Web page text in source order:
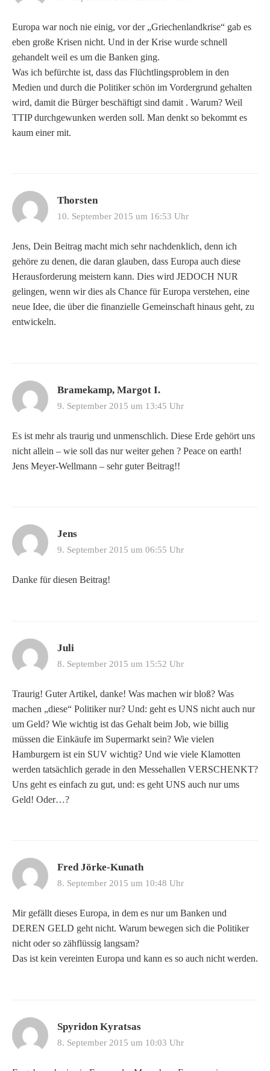
Europa war noch nie einig, vor der „Griechenlandkrise“ gab es
eben große Krisen nicht. Und in der Krise wurde schnell
gehandelt weil es um die Banken ging.
Was ich befürchte ist, dass das Flüchtlingsproblem in den
Medien und durch die Politiker schön im Vordergrund gehalten
wird, damit die Bürger beschäftigt sind damit . Warum? Weil
TTIP durchgewunken werden soll. Man denkt so bekommt es
kaum einer mit.
Thorsten
10. September 2015 um 16:53 Uhr
Jens, Dein Beitrag macht mich sehr nachdenklich, denn ich
gehöre zu denen, die daran glauben, dass Europa auch diese
Herausforderung meistern kann. Dies wird JEDOCH NUR
gelingen, wenn wir dies als Chance für Europa verstehen, eine
neue Idee, die über die finanzielle Gemeinschaft hinaus geht, zu
entwickeln.
Bramekamp, Margot I.
9. September 2015 um 13:45 Uhr
Es ist mehr als traurig und unmenschlich. Diese Erde gehört uns
nicht allein – wie soll das nur weiter gehen ? Peace on earth!
Jens Meyer-Wellmann – sehr guter Beitrag!!
Jens
9. September 2015 um 06:55 Uhr
Danke für diesen Beitrag!
Juli
8. September 2015 um 15:52 Uhr
Traurig! Guter Artikel, danke! Was machen wir bloß? Was
machen „diese“ Politiker nur? Und: geht es UNS nicht auch nur
um Geld? Wie wichtig ist das Gehalt beim Job, wie billig
müssen die Einkäufe im Supermarkt sein? Wie vielen
Hamburgern ist ein SUV wichtig? Und wie viele Klamotten
werden tatsächlich gerade in den Messehallen VERSCHENKT?
Uns geht es einfach zu gut, und: es geht UNS auch nur ums
Geld! Oder…?
Fred Jörke-Kunath
8. September 2015 um 10:48 Uhr
Mir gefällt dieses Europa, in dem es nur um Banken und
DEREN GELD geht nicht. Warum bewegen sich die Politiker
nicht oder so zähflüssig langsam?
Das ist kein vereinten Europa und kann es so auch nicht werden.
Spyridon Kyratsas
8. September 2015 um 10:03 Uhr